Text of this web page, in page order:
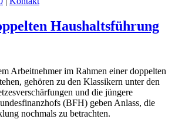
Haushaltsführung
Arbeitnehmer im Rahmen einer doppelten
gehören zu den Klassikern unter den
und die jüngere
(BFH) geben Anlass, die
nochmals zu betrachten.